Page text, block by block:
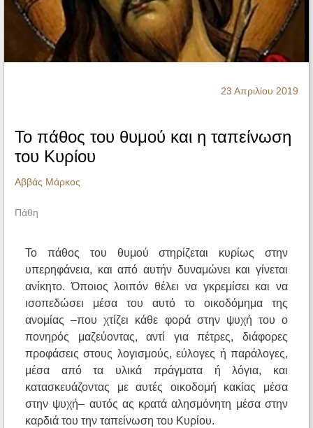
Ηχητικά
23 Απριλίου 2019
Το πάθος του θυμού και η ταπείνωση
του Κυρίου
Αββάς Μάρκος
Πάθη
Το πάθος του θυμού στηρίζεται κυρίως στην
υπερηφάνεια, και από αυτήν δυναμώνει και γίνεται
ανίκητο. Όποιος λοιπόν θέλει να γκρεμίσει και να
ισοπεδώσει μέσα του αυτό το οικοδόμημα της
ανομίας –που χτίζει κάθε φορά στην ψυχή του ο
πονηρός μαζεύοντας, αντί για πέτρες, διάφορες
προφάσεις στους λογισμούς, εύλογες ή παράλογες,
μέσα από τα υλικά πράγματα ή λόγια, και
κατασκευάζοντας με αυτές οικοδομή κακίας μέσα
στην ψυχή– αυτός ας κρατά αλησμόνητη μέσα στην
καρδιά του την ταπείνωση του Κυρίου.